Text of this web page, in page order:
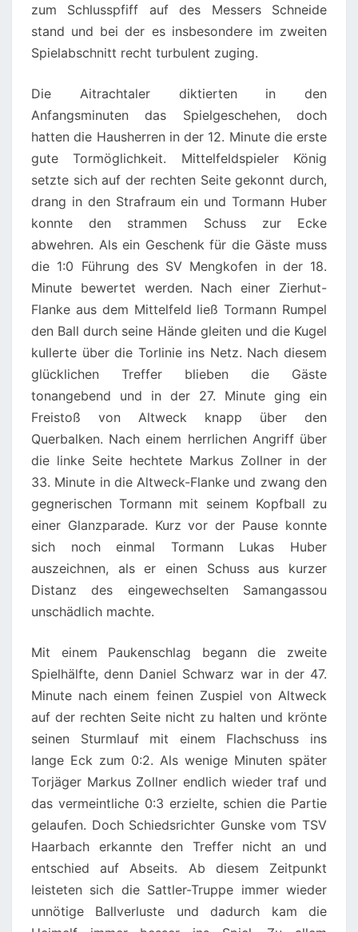
zum Schlusspfiff auf des Messers Schneide
stand und bei der es insbesondere im zweiten
Spielabschnitt recht turbulent zuging.
Die Aitrachtaler diktierten in den
Anfangsminuten das Spielgeschehen, doch
hatten die Hausherren in der 12. Minute die erste
gute Tormöglichkeit. Mittelfeldspieler König
setzte sich auf der rechten Seite gekonnt durch,
drang in den Strafraum ein und Tormann Huber
konnte den strammen Schuss zur Ecke
abwehren. Als ein Geschenk für die Gäste muss
die 1:0 Führung des SV Mengkofen in der 18.
Minute bewertet werden. Nach einer Zierhut-
Flanke aus dem Mittelfeld ließ Tormann Rumpel
den Ball durch seine Hände gleiten und die Kugel
kullerte über die Torlinie ins Netz. Nach diesem
glücklichen Treffer blieben die Gäste
tonangebend und in der 27. Minute ging ein
Freistoß von Altweck knapp über den
Querbalken. Nach einem herrlichen Angriff über
die linke Seite hechtete Markus Zollner in der
33. Minute in die Altweck-Flanke und zwang den
gegnerischen Tormann mit seinem Kopfball zu
einer Glanzparade. Kurz vor der Pause konnte
sich noch einmal Tormann Lukas Huber
auszeichnen, als er einen Schuss aus kurzer
Distanz des eingewechselten Samangassou
unschädlich machte.
Mit einem Paukenschlag begann die zweite
Spielhälfte, denn Daniel Schwarz war in der 47.
Minute nach einem feinen Zuspiel von Altweck
auf der rechten Seite nicht zu halten und krönte
seinen Sturmlauf mit einem Flachschuss ins
lange Eck zum 0:2. Als wenige Minuten später
Torjäger Markus Zollner endlich wieder traf und
das vermeintliche 0:3 erzielte, schien die Partie
gelaufen. Doch Schiedsrichter Gunske vom TSV
Haarbach erkannte den Treffer nicht an und
entschied auf Abseits. Ab diesem Zeitpunkt
leisteten sich die Sattler-Truppe immer wieder
unnötige Ballverluste und dadurch kam die